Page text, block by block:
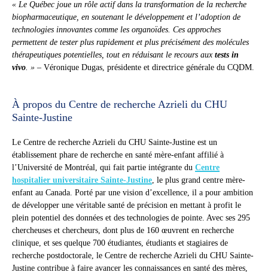
« Le Québec joue un rôle actif dans la transformation de la recherche
biopharmaceutique, en soutenant le développement et l’adoption de
technologies innovantes comme les organoïdes. Ces approches
permettent de tester plus rapidement et plus précisément des molécules
thérapeutiques potentielles, tout en réduisant le recours aux tests in
vivo. » – Véronique Dugas, présidente et directrice générale du CQDM.
À propos du Centre de recherche Azrieli du CHU
Sainte-Justine
Le Centre de recherche Azrieli du CHU Sainte-Justine est un
établissement phare de recherche en santé mère-enfant affilié à
l’Université de Montréal, qui fait partie intégrante du Centre
hospitalier universitaire Sainte-Justine, le plus grand centre mère-
enfant au Canada. Porté par une vision d’excellence, il a pour ambition
de développer une véritable santé de précision en mettant à profit le
plein potentiel des données et des technologies de pointe. Avec ses 295
chercheuses et chercheurs, dont plus de 160 œuvrent en recherche
clinique, et ses quelque 700 étudiantes, étudiants et stagiaires de
recherche postdoctorale, le Centre de recherche Azrieli du CHU Sainte-
Justine contribue à faire avancer les connaissances en santé des mères,